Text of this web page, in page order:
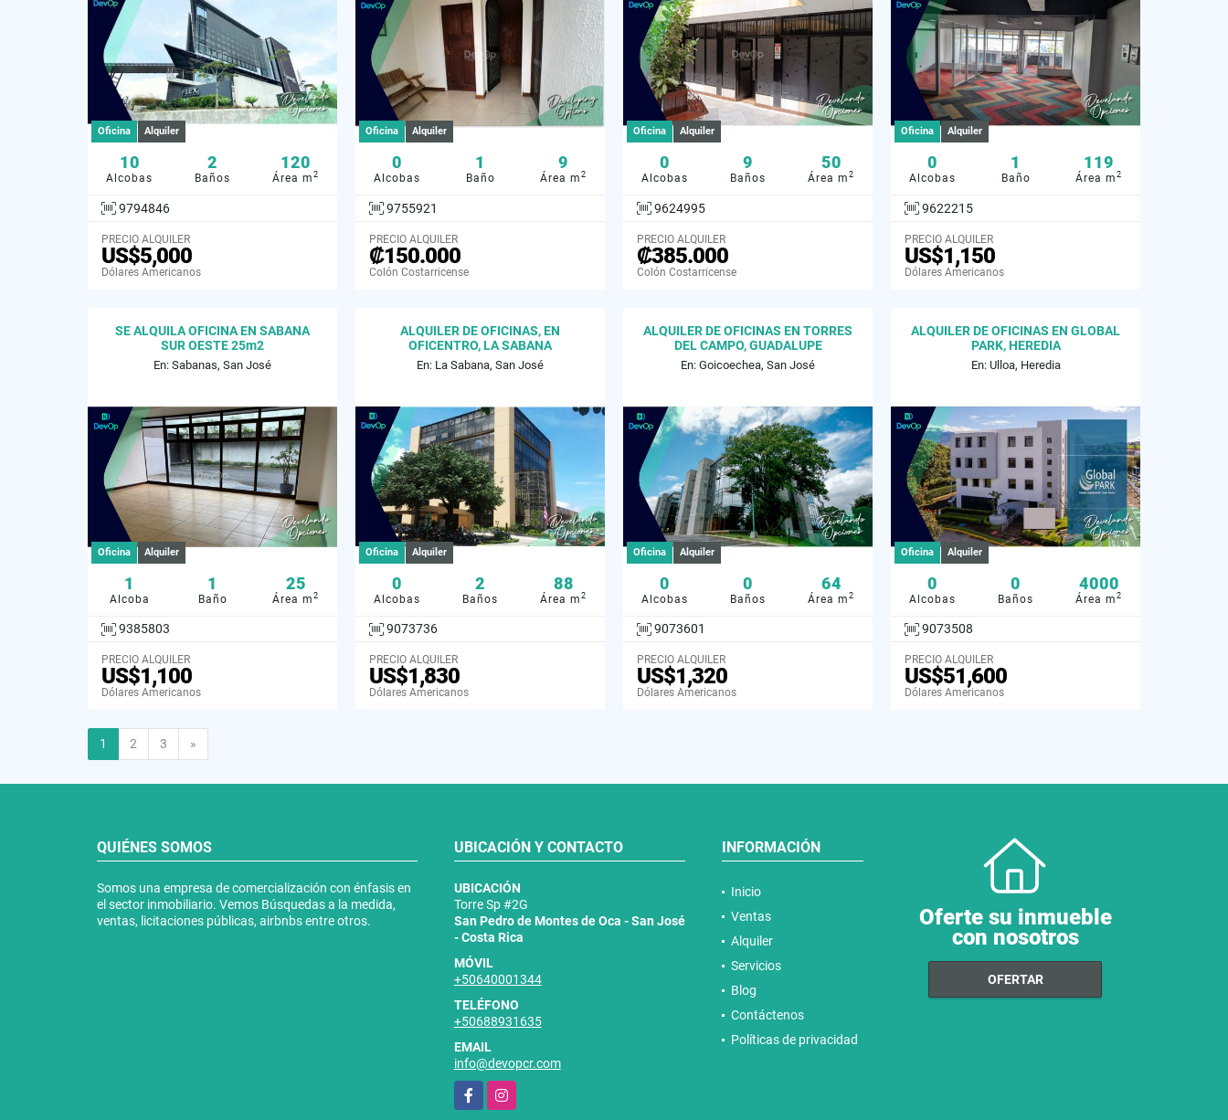
Oficina Alquiler
10
Alcobas
2
Baños
120
Área m 2
9794846
PRECIO ALQUILER
US$5,000
Dólares Americanos
Oficina Alquiler
0
Alcobas
1
Baño
9
Área m 2
9755921
PRECIO ALQUILER
₡150.000
Colón Costarricense
Oficina Alquiler
0
Alcobas
9
Baños
50
Área m 2
9624995
PRECIO ALQUILER
₡385.000
Colón Costarricense
Oficina Alquiler
0
Alcobas
1
Baño
119
Área m 2
9622215
PRECIO ALQUILER
US$1,150
Dólares Americanos
SE ALQUILA OFICINA EN SABANA
SUR OESTE 25m2
En: Sabanas, San José
Oficina Alquiler
1
Alcoba
1
Baño
25
Área m 2
9385803
PRECIO ALQUILER
US$1,100
Dólares Americanos
ALQUILER DE OFICINAS, EN
OFICENTRO, LA SABANA
En: La Sabana, San José
Oficina Alquiler
0
Alcobas
2
Baños
88
Área m 2
9073736
PRECIO ALQUILER
US$1,830
Dólares Americanos
ALQUILER DE OFICINAS EN TORRES
DEL CAMPO, GUADALUPE
En: Goicoechea, San José
Oficina Alquiler
0
Alcobas
0
Baños
64
Área m 2
9073601
PRECIO ALQUILER
US$1,320
Dólares Americanos
ALQUILER DE OFICINAS EN GLOBAL
PARK, HEREDIA
En: Ulloa, Heredia
Oficina Alquiler
0
Alcobas
0
Baños
4000
Área m 2
9073508
PRECIO ALQUILER
US$51,600
Dólares Americanos
1 2 3 »
QUIÉNES SOMOS
Somos una empresa de comercialización con énfasis en
el sector inmobiliario. Vemos Búsquedas a la medida,
ventas, licitaciones públicas, airbnbs entre otros.
UBICACIÓN Y CONTACTO
UBICACIÓN
Torre Sp #2G
San Pedro de Montes de Oca - San José
- Costa Rica
MÓVIL
+50640001344
TELÉFONO
+50688931635
EMAIL
info@devopcr.com
FacebookInstagram
INFORMACIÓN
Inicio
Ventas
Alquiler
Servicios
Blog
Contáctenos
Políticas de privacidad
Oferte su inmueble
con nosotros
OFERTAR